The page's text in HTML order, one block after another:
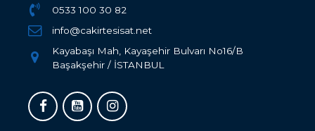
0533 100 30 82
info@cakirtesisat.net
Kayabaşı Mah, Kayaşehir Bulvarı No16/B
Başakşehir / İSTANBUL